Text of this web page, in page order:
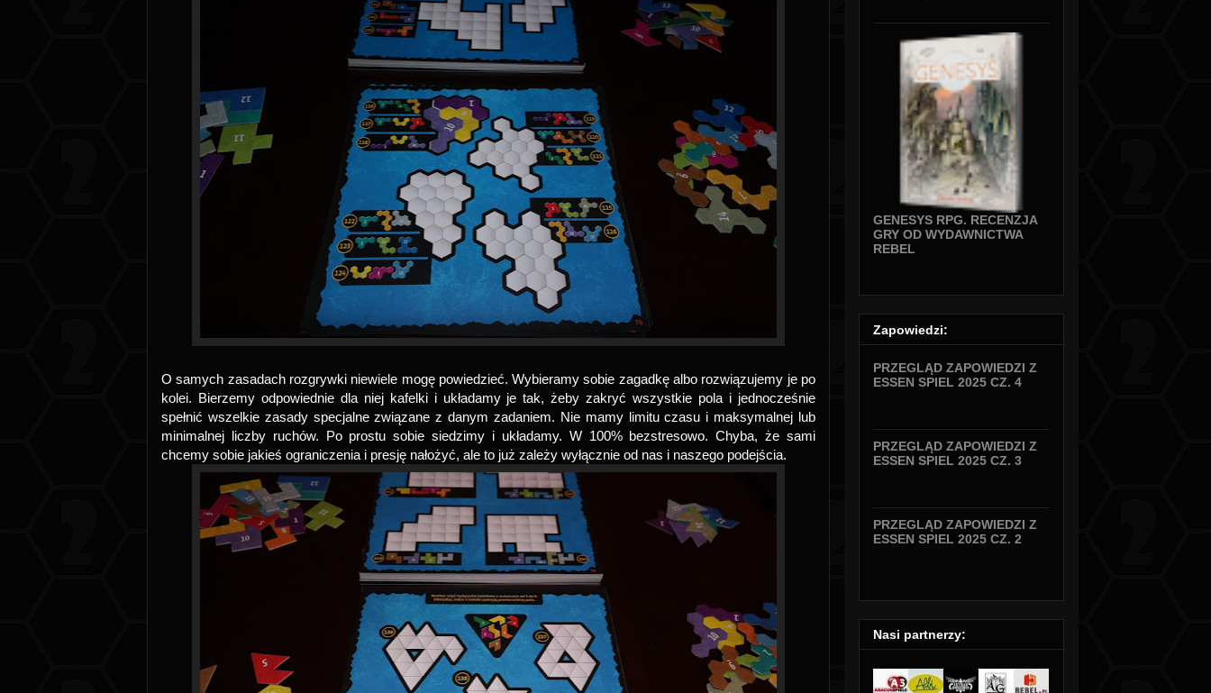
O samych zasadach rozgrywki niewiele mogę powiedzieć. Wybieramy sobie zagadkę albo rozwiązujemy je po
kolei. Bierzemy odpowiednie dla niej kafelki i układamy je tak, żeby zakryć wszystkie pola i jednocześnie
spełnić wszelkie zasady specjalne związane z danym zadaniem. Nie mamy limitu czasu i maksymalnej lub
minimalnej liczby ruchów. Po prostu sobie siedzimy i układamy. W 100% bezstresowo. Chyba, że sami
chcemy sobie jakieś ograniczenia i presję nałożyć, ale to już zależy wyłącznie od nas i naszego podejścia.
GENESYS RPG. RECENZJA
GRY OD WYDAWNICTWA
REBEL
Zapowiedzi:
PRZEGLĄD ZAPOWIEDZI Z
ESSEN SPIEL 2025 CZ. 4
PRZEGLĄD ZAPOWIEDZI Z
ESSEN SPIEL 2025 CZ. 3
PRZEGLĄD ZAPOWIEDZI Z
ESSEN SPIEL 2025 CZ. 2
Nasi partnerzy: